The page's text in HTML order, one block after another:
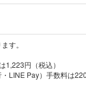
す。
円（税込）
LINE Pay）手数料は